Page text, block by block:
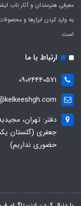
معرفی هنرمندان و آثار ناب
به وارد کردن ابزارها و
است.
ارتباط با ما
09024440571
دفتر: تهران،
جعفری (گلستان
حضوری نداریم)